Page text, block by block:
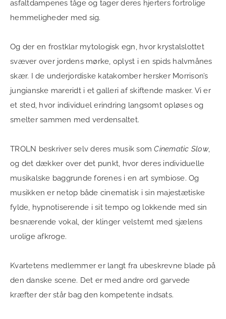
asfaltdampenes tåge og tager deres hjerters fortrolige
hemmeligheder med sig.
Og der en frostklar mytologisk egn, hvor krystalslottet
svæver over jordens mørke, oplyst i en spids halvmånes
skær. I de underjordiske katakomber hersker Morrison’s
jungianske mareridt i et galleri af skiftende masker. Vi er
et sted, hvor individuel erindring langsomt opløses og
smelter sammen med verdensaltet.
TROLN beskriver selv deres musik somCinematic Slow,
og det dækker over det punkt, hvor deres individuelle
musikalske baggrunde forenes i en art symbiose. Og
musikken er netop både cinematisk i sin majestætiske
fylde, hypnotiserende i sit tempo og lokkende med sin
besnærende vokal, der klinger velstemt med sjælens
urolige afkroge.
Kvartetens medlemmer er langt fra ubeskrevne blade på
den danske scene. Det er med andre ord garvede
kræfter der står bag den kompetente indsats.